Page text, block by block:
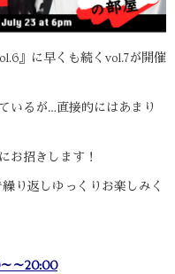
』に早くも続くvol.7が開催
いるが…直接的にはあまり
お招きします！
繰り返しゆっくりお楽しみく
～～20:00